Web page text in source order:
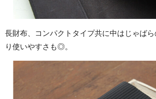
長財布、コンパクトタイプ共に中はじゃば
り使いやすさも◎。